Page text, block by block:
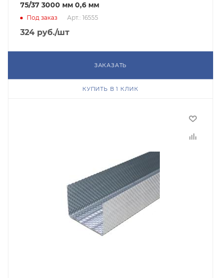
75/37 3000 мм 0,6 мм
Под заказ Арт.: 16555
324 руб./шт
ЗАКАЗАТЬ
КУПИТЬ В 1 КЛИК